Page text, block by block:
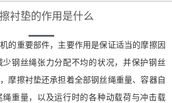
衬垫的作用是什么
的重要部件，主要作用是保证适当的摩擦因
钢丝绳张力分配不均的状况，并保护钢丝
摩擦衬垫还承担着全部钢丝绳重量、容器自
重量，以及运行时的各种动载荷与冲击载